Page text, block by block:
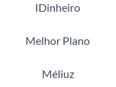
IDinheiro
Melhor Plano
Méliuz